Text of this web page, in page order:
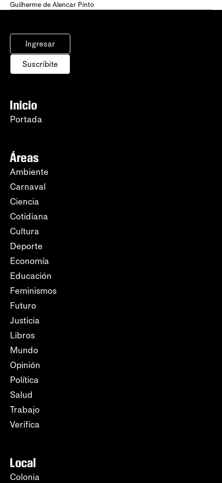
Guilherme de Alencar Pinto
Ingresar
Suscribite
Inicio
Portada
Áreas
Ambiente
Carnaval
Ciencia
Cotidiana
Cultura
Deporte
Economía
Educación
Feminismos
Futuro
Justicia
Libros
Mundo
Opinión
Política
Salud
Trabajo
Verifica
Local
Colonia